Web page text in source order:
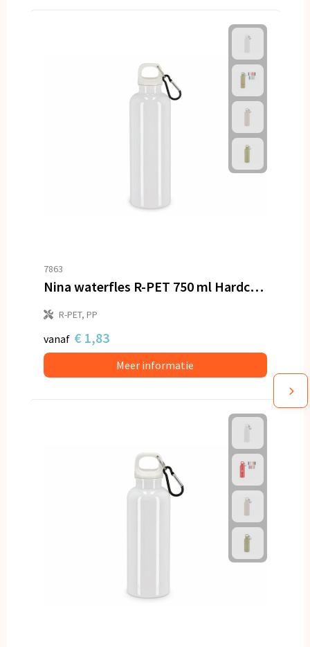
7863
Nina waterfles R-PET 750 ml Hardcolour
R-PET, PP
vanaf € 1,83
Meer informatie